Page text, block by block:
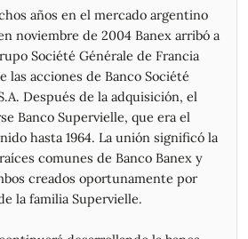
2.987,50 2.855,00 2.917,50
533.123
3.190,00 2.907,50 2.932,50
689.793
3.180,00 3.065,00 3.142,50
607.976
3.430,00 3.140,00 3.177,50
978.090
3.450,00 3.210,00 3.332,50
352.176
3.532,50 3.395,00 3.457,50
1.225.874
3.535,00 3.285,00 3.375,00
2.116.047
3.420,00 3.247,50 3.267,50
1.089.055
3.325,00 3.200,00 3.292,50
1.117.826
3.270,00 2.990,00 3.242,50
años en el mercado argentino
noviembre de 2004 Banex arribó a
Société Générale de Francia
las acciones de Banco Société
Después de la adquisición, el
Banco Supervielle, que era el
hasta 1964. La unión significó la
comunes de Banco Banex y
creados oportunamente por
la familia Supervielle.